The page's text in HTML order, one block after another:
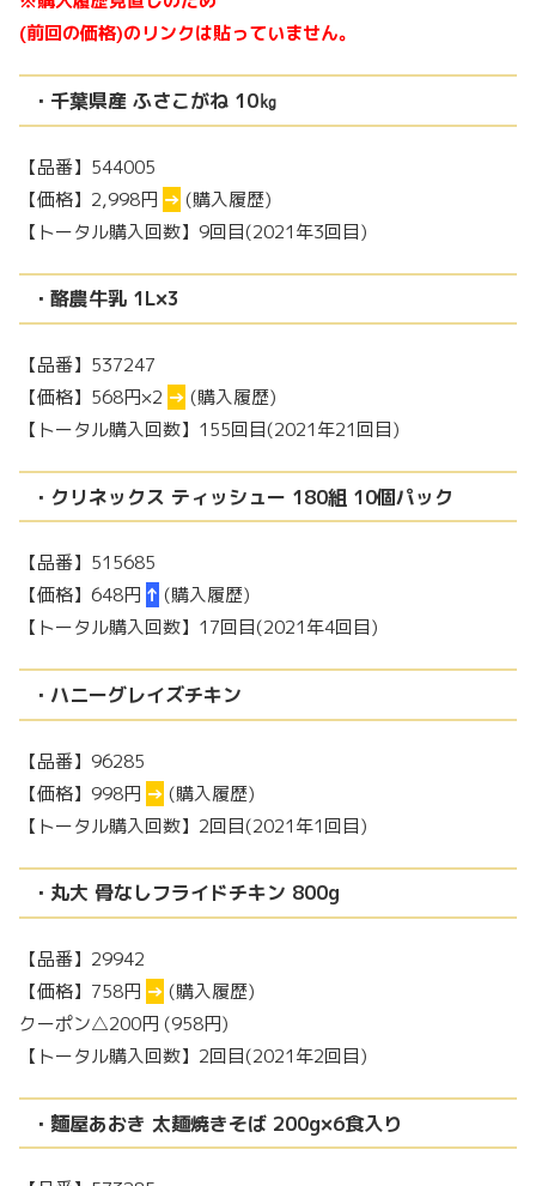
(前回の価格)のリンクは貼っていません。
・千葉県産 ふさこがね 10㎏
【品番】544005
【価格】2,998円 → (購入履歴)
【トータル購入回数】9回目(2021年3回目)
・酪農牛乳 1L×3
【品番】537247
【価格】568円×2 → (購入履歴)
【トータル購入回数】155回目(2021年21回目)
・クリネックス ティッシュー 180組 10個パック
【品番】515685
【価格】648円 ↑ (購入履歴)
【トータル購入回数】17回目(2021年4回目)
・ハニーグレイズチキン
【品番】96285
【価格】998円 → (購入履歴)
【トータル購入回数】2回目(2021年1回目)
・丸大 骨なしフライドチキン 800g
【品番】29942
【価格】758円 → (購入履歴)
クーポン△200円 (958円)
【トータル購入回数】2回目(2021年2回目)
・麵屋あおき 太麺焼きそば 200g×6食入り